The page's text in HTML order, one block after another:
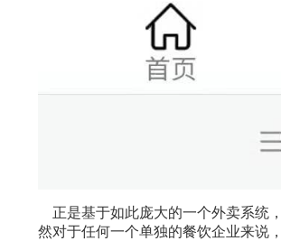
正是基于如此庞大的一个外卖系统
然对于任何一个单独的餐饮企业来说